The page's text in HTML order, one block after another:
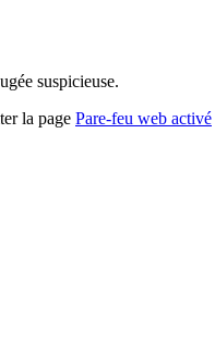
suspicieuse.
la page Pare-feu web activé